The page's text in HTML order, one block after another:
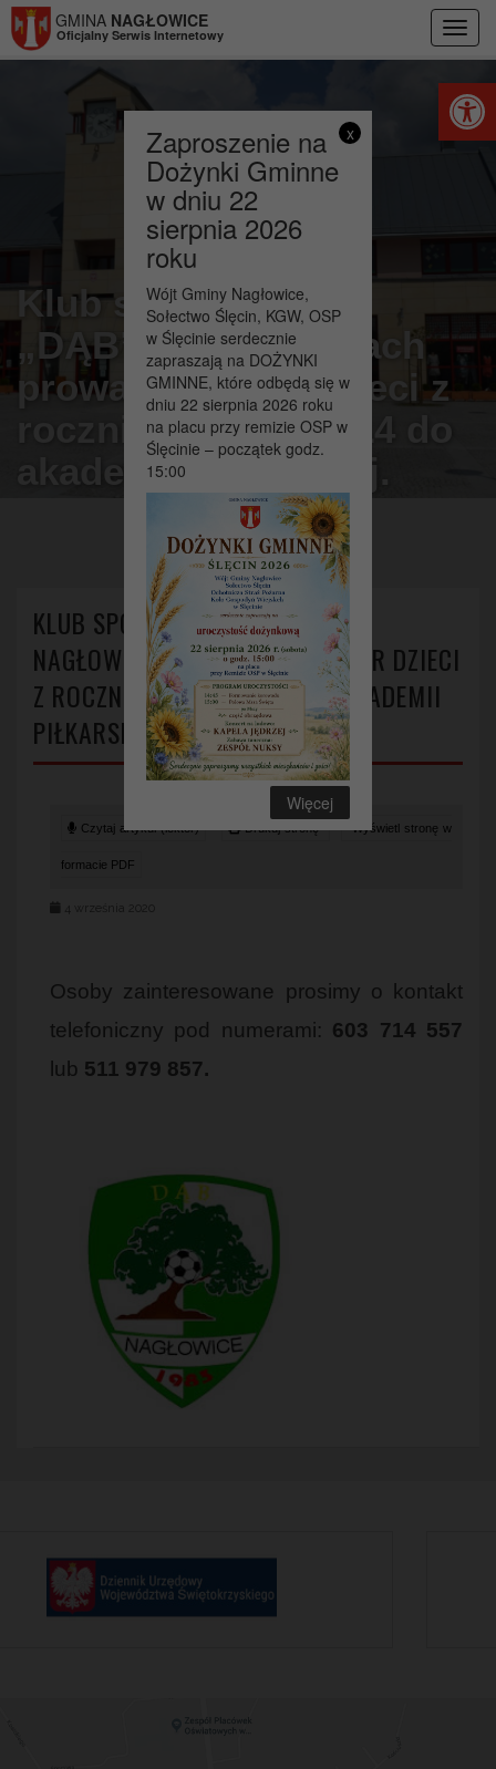
GMINA NAGŁOWICE
Oficjalny Serwis Internetowy
Klub sportowy LZS
„DĄB” w Nagłowicach
prowadzi nabór dzieci z
roczników 2011-2014 do
akademii piłkarskiej.
>
Klub sportowy LZS „DĄB” w Nagłowicach prowadzi nabór dzieci
z roczników 2011-2014 do akademii piłkarskiej.
x
Zaproszenie na
Dożynki Gminne
w dniu 22
sierpnia 2026
roku
Wójt Gminy Nagłowice,
Sołectwo Ślęcin, KGW, OSP
w Ślęcinie serdecznie
zapraszają na DOŻYNKI
GMINNE, które odbędą się w
dniu 22 sierpnia 2026 roku
na placu przy remizie OSP w
Ślęcinie – początek godz.
15:00
Więcej
KLUB SPORTOWY LZS „DĄB” W
NAGŁOWICACH PROWADZI NABÓR DZIECI
Z ROCZNIKÓW 2011-2014 DO AKADEMII
PIŁKARSKIEJ.
Czytaj artykuł (lektor) Drukuj stronę Wyświetl stronę w
formacie PDF
4 września 2020
Osoby zainteresowane prosimy o kontakt
telefoniczny pod numerami: 603 714 557
lub 511 979 857.